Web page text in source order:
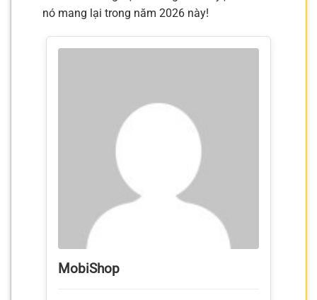
nó mang lại trong năm 2026 này!
MobiShop